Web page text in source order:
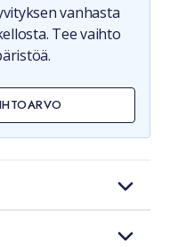
vanhasta
Tee vaihto